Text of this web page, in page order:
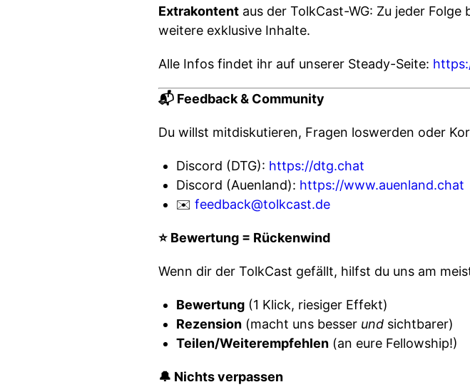
Extrakontent aus der TolkCast-WG: Zu jeder
weitere exklusive Inhalte.
Alle Infos findet ihr auf unserer Steady-Seite:
📬 Feedback & Community
Du willst mitdiskutieren, Fragen loswerden oder
Discord (DTG): https://dtg.chat
Discord (Auenland): https://www.auenland.chat
✉️ feedback@tolkcast.de
⭐️ Bewertung = Rückenwind
Wenn dir der TolkCast gefällt, hilfst du uns am
Bewertung (1 Klick, riesiger Effekt)
Rezension (macht uns besser und sichtbarer)
Teilen/Weiterempfehlen (an eure Fellowship!)
🔔 Nichts verpassen